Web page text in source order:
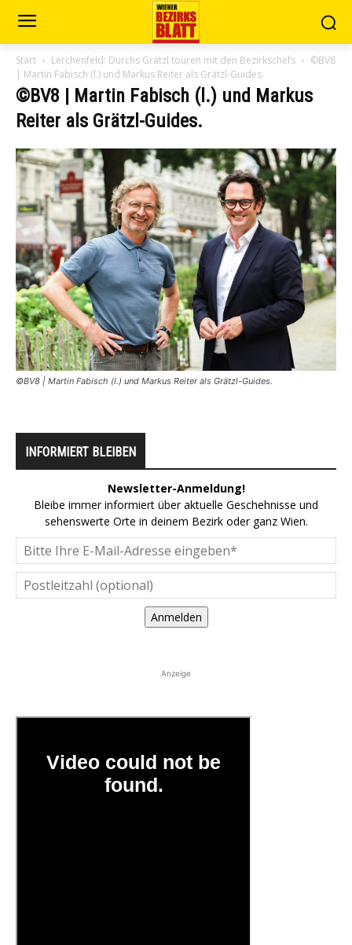
Start Lerchenfeld: Durchs Grätzl touren mit den Bezirkschefs
©BV8
| Martin Fabisch (l.) und Markus Reiter als Grätzl-Guides.
©BV8 | Martin Fabisch (l.) und Markus
Reiter als Grätzl-Guides.
©BV8 | Martin Fabisch (l.) und Markus Reiter als Grätzl-Guides.
INFORMIERT BLEIBEN
Newsletter-Anmeldung!
Bleibe immer informiert über aktuelle Geschehnisse und
sehenswerte Orte in deinem Bezirk oder ganz Wien.
Anmelden
Anzeige